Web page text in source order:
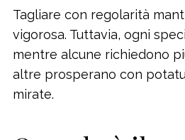
Tagliare con regolarità
vigorosa. Tuttavia, ogni
mentre alcune richiedono
altre prosperano con
mirate.